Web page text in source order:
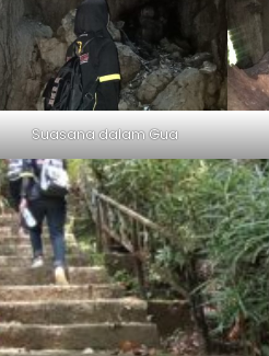
Suasana dalam Gua